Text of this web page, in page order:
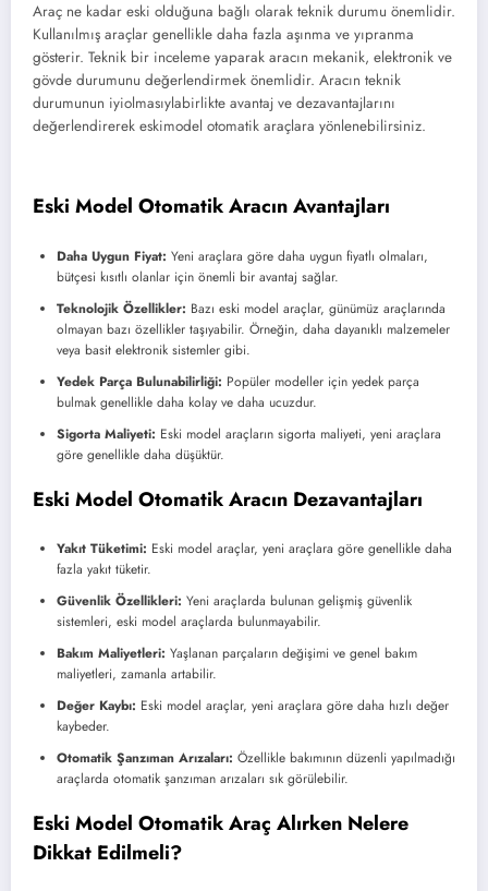
Araç ne kadar eski olduğuna bağlı olarak teknik durumu önemlidir.
Kullanılmış araçlar genellikle daha fazla aşınma ve yıpranma
gösterir. Teknik bir inceleme yaparak aracın mekanik, elektronik ve
gövde durumunu değerlendirmek önemlidir. Aracın teknik
durumunun iyiolmasıylabirlikte avantaj ve dezavantajlarını
değerlendirerek eskimodel otomatik araçlara yönlenebilirsiniz.
Eski Model Otomatik Aracın Avantajları
Daha Uygun Fiyat: Yeni araçlara göre daha uygun fiyatlı olmaları,
bütçesi kısıtlı olanlar için önemli bir avantaj sağlar.
Teknolojik Özellikler: Bazı eski model araçlar, günümüz araçlarında
olmayan bazı özellikler taşıyabilir. Örneğin, daha dayanıklı malzemeler
veya basit elektronik sistemler gibi.
Yedek Parça Bulunabilirliği: Popüler modeller için yedek parça
bulmak genellikle daha kolay ve daha ucuzdur.
Sigorta Maliyeti: Eski model araçların sigorta maliyeti, yeni araçlara
göre genellikle daha düşüktür.
Eski Model Otomatik Aracın Dezavantajları
Yakıt Tüketimi: Eski model araçlar, yeni araçlara göre genellikle daha
fazla yakıt tüketir.
Güvenlik Özellikleri: Yeni araçlarda bulunan gelişmiş güvenlik
sistemleri, eski model araçlarda bulunmayabilir.
Bakım Maliyetleri: Yaşlanan parçaların değişimi ve genel bakım
maliyetleri, zamanla artabilir.
Değer Kaybı: Eski model araçlar, yeni araçlara göre daha hızlı değer
kaybeder.
Otomatik Şanzıman Arızaları: Özellikle bakımının düzenli yapılmadığı
araçlarda otomatik şanzıman arızaları sık görülebilir.
Eski Model Otomatik Araç Alırken Nelere
Dikkat Edilmeli?